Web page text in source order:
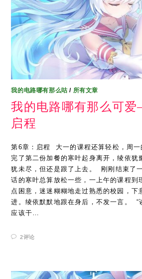
我的电路哪有那么咕 / 所有文章
我的电路哪有那么可
启程
第6章：启程 ​ 大一的课程还算轻松，周
完了第二份加餐的寒叶起身离开，绫依犹
犹未尽，但还是跟了上去。 ​ 刚刚结束了
话的寒叶总算放松一些，一上午的课程到
点困意，迷迷糊糊地走过熟悉的校园，下
进。绫依默默地跟在身后，不发一言。
应该干…
2评论